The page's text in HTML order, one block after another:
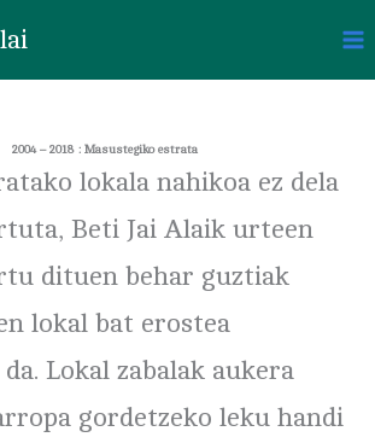
2004 – 2018 : Masustegiko estrata
lokala nahikoa ez dela
Beti Jai Alaik urteen
dituen behar guztiak
lokal bat erostea
Lokal zabalak aukera
gordetzeko leku handi